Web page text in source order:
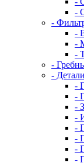
-
-
-
-
-
-
-
-
-
-
-
-
-
-
-